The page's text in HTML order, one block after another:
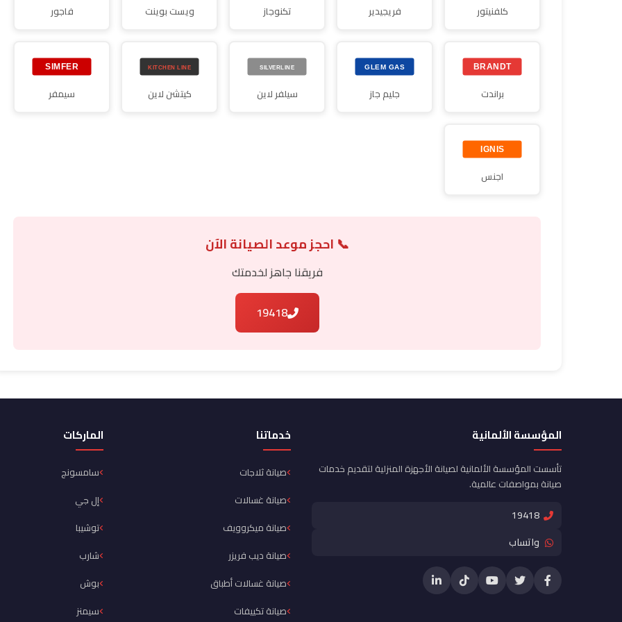
كلفنيتور فريجيدير تكنوجاز ويست بوينت فاجور
براندت جليم جاز سيلفر لاين كيتشن لاين سيمفر
اجنس
📞 احجز موعد الصيانة الآن
فريقنا جاهز لخدمتك
19418
المؤسسة الألمانية
تأسست المؤسسة الألمانية لصيانة الأجهزة المنزلية لتقديم خدمات
صيانة بمواصفات عالمية.
19418
واتساب
خدماتنا
صيانة ثلاجات
صيانة غسالات
صيانة ميكروويف
صيانة ديب فريزر
صيانة غسالات أطباق
صيانة تكييفات
الماركات
سامسونج
إل جي
توشيبا
شارب
بوش
سيمنز